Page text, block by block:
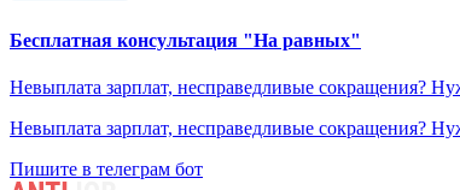
Бесплатная консультация "На равных"
Невыплата зарплат, несправедливые сокращения?
Невыплата зарплат, несправедливые сокращения?
Пишите в телеграм бот